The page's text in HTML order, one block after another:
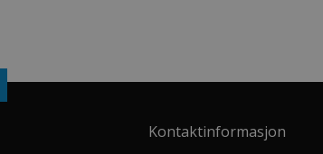
Kontaktinformasjon